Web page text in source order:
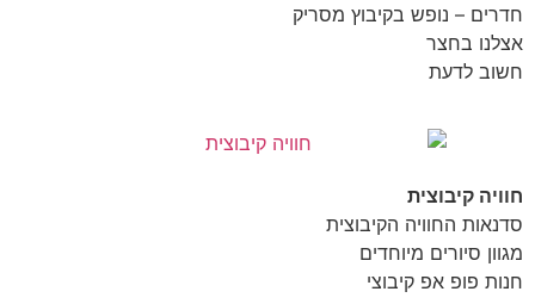
חדרים – נופש בקיבוץ מסריק
אצלנו בחצר
חשוב לדעת
חוויה קיבוצית
סדנאות החוויה הקיבוצית
מגוון סיורים מיוחדים
חנות פופ אפ קיבוצי